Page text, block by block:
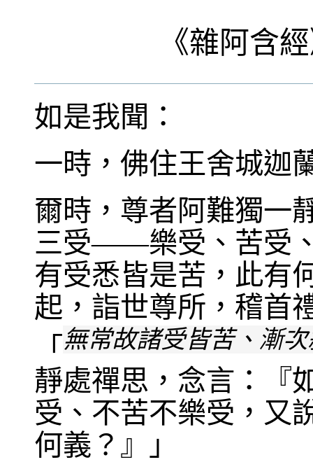
《雜阿含
如是我聞：
一時，佛住王舍城迦
爾時，尊者阿難獨一
三受——樂受、苦受
有受悉皆是苦，此有
起，詣世尊所，稽首
「 無常故諸受皆苦、漸
靜處禪思，念言：
受、不苦不樂受，又
何義？』」